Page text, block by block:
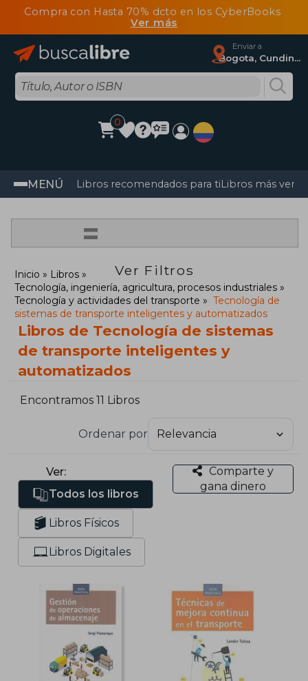
Compra con Hasta 70% dcto en los CyberBooks
Ver más
Enviar a
Bogota, Cundinamarca
0
MENÚ Libros recomendados para tiLibros más
=
Ver Filtros
Inicio
Libros
Tecnología, ingeniería, agricultura, procesos industriales
Tecnología y actividades del transporte
Tecnología de
sistemas de transporte inteligentes y automatizados
Libros de Tecnología de sistemas
de transporte inteligentes y
automatizados
Encontramos 11 Libros
Ordenar por
Ver:
Todos los libros
Libros Físicos
Libros Digitales
Comparte y
gana dinero